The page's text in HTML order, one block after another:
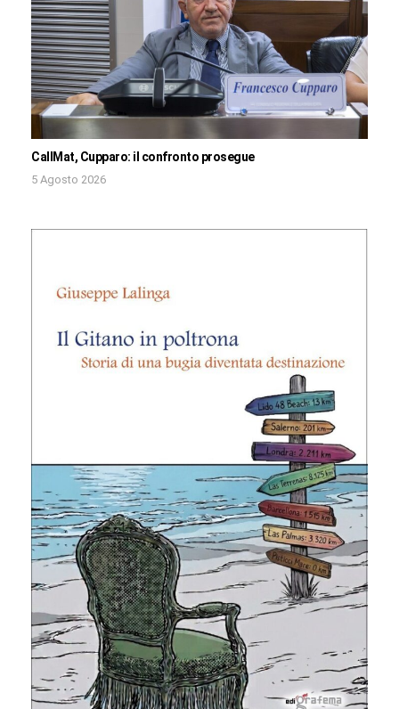
CallMat, Cupparo: il confronto prosegue
5 Agosto 2026